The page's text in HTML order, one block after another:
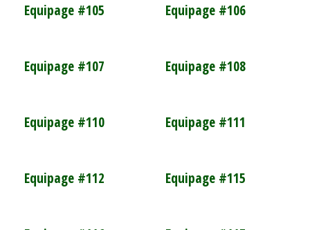
Equipage #105 Equipage #106
Equipage #107 Equipage #108
Equipage #110 Equipage #111
Equipage #112 Equipage #115